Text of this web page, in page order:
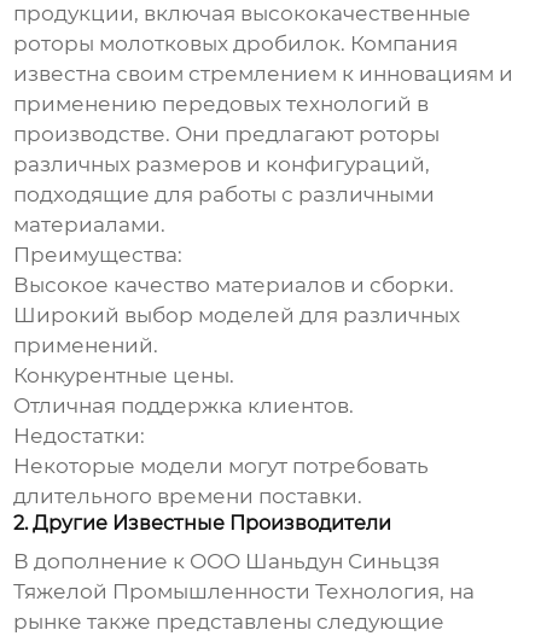
продукции, включая высококачественные
роторы молотковых дробилок. Компания
известна своим стремлением к инновациям и
применению передовых технологий в
производстве. Они предлагают роторы
различных размеров и конфигураций,
подходящие для работы с различными
материалами.
Преимущества:
Высокое качество материалов и сборки.
Широкий выбор моделей для различных
применений.
Конкурентные цены.
Отличная поддержка клиентов.
Недостатки:
Некоторые модели могут потребовать
длительного времени поставки.
2. Другие Известные Производители
В дополнение к ООО Шаньдун Синьцзя
Тяжелой Промышленности Технология, на
рынке также представлены следующие